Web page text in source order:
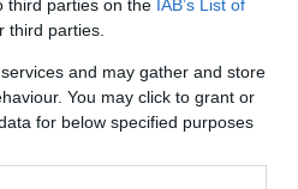
third parties on the IAB’s List of
third parties.
and may gather and store
You may click to grant or
for below specified purposes
megünnepeljük –
állapotban
inflációs
hozzájárultak